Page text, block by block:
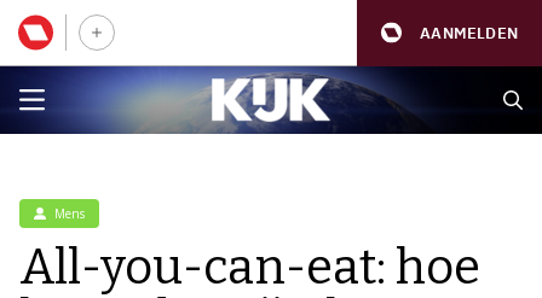
AANMELDEN
Mens
All-you-can-eat: hoe